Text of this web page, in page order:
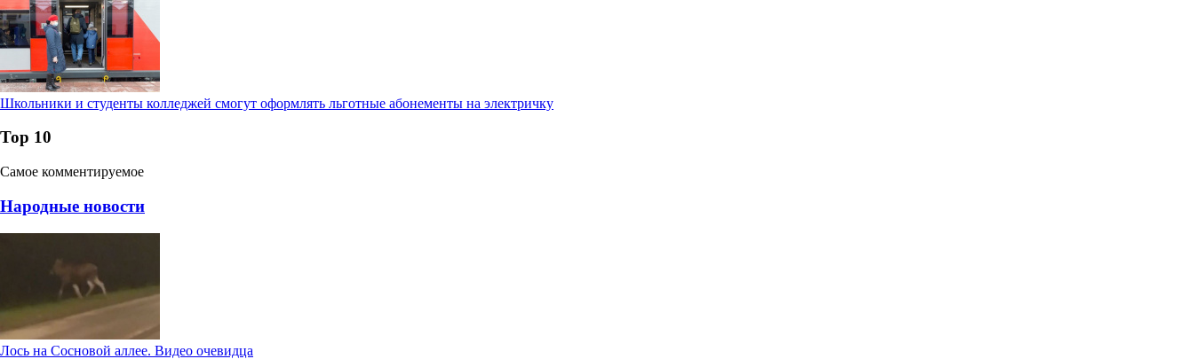
Школьники и студенты колледжей смогут оформлять льготные абонементы на электричку
Тор 10
Самое комментируемое
Народные новости
Лось на Сосновой аллее. Видео очевидца